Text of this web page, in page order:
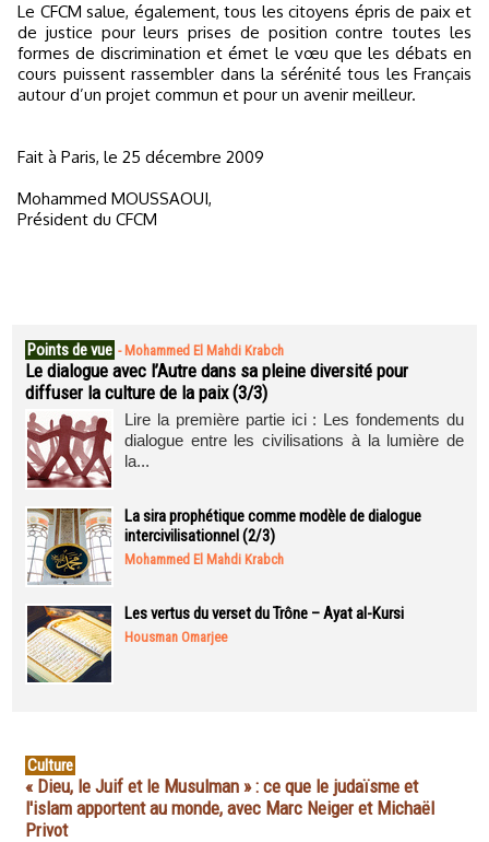
Le CFCM salue, également, tous les citoyens épris de paix et
de justice pour leurs prises de position contre toutes les
formes de discrimination et émet le vœu que les débats en
cours puissent rassembler dans la sérénité tous les Français
autour d’un projet commun et pour un avenir meilleur.
Fait à Paris, le 25 décembre 2009
Mohammed MOUSSAOUI,
Président du CFCM
Points de vue - Mohammed El Mahdi Krabch
Le dialogue avec l’Autre dans sa pleine diversité pour
diffuser la culture de la paix (3/3)
Lire la première partie ici : Les fondements du
dialogue entre les civilisations à la lumière de
la...
La sira prophétique comme modèle de dialogue
intercivilisationnel (2/3)
Mohammed El Mahdi Krabch
Les vertus du verset du Trône – Ayat al-Kursi
Housman Omarjee
Culture
« Dieu, le Juif et le Musulman » : ce que le judaïsme et
l'islam apportent au monde, avec Marc Neiger et Michaël
Privot